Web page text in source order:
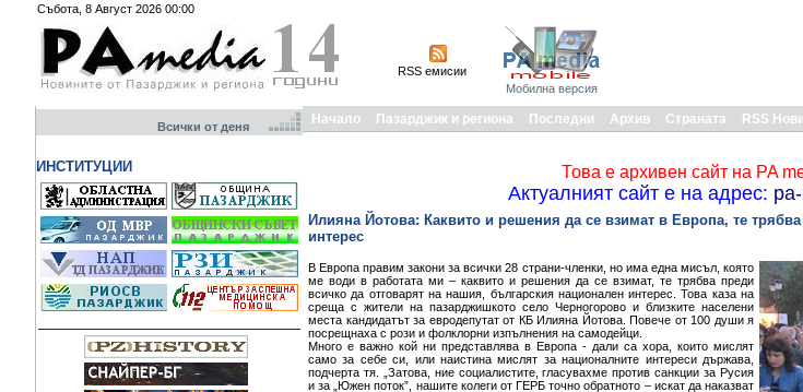
Събота, 8 Август 2026 00:00
RSS емисии
Мобилна версия
Всички от деня
ИНСТИТУЦИИ
Начало Пазарджик и региона Последни Архив Страната RSS
Това е архивен сайт на PA
Актуалният сайт е на адрес:
Илияна Йотова: Каквито и решения да се взимат в Европа, те
интерес
В Европа правим закони за всички 28 страни-членки, но има една мисъл, която
ме води в работата ми – каквито и решения да се взимат, те трябва преди
всичко да отговарят на нашия, българския национален интерес. Това каза на
среща с жители на пазарджишкото село Черногорово и близките населени
места кандидатът за евродепутат от КБ Илияна Йотова. Повече от 100 души я
посрещнаха с рози и фолклорни изпълнения на самодейци.
Много е важно кой ни представлява в Европа - дали са хора, които мислят
само за себе си, или наистина мислят за националните интереси държава,
подчерта тя. „Затова, ние социалистите, гласувахме против санкции за Русия
и за „Южен поток”, нашите колеги от ГЕРБ точно обратното – искат да наказват